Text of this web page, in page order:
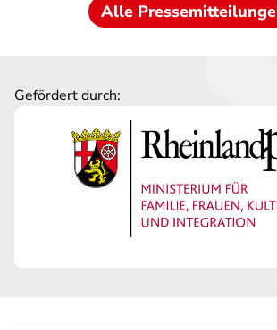
Alle
Gefördert durch: